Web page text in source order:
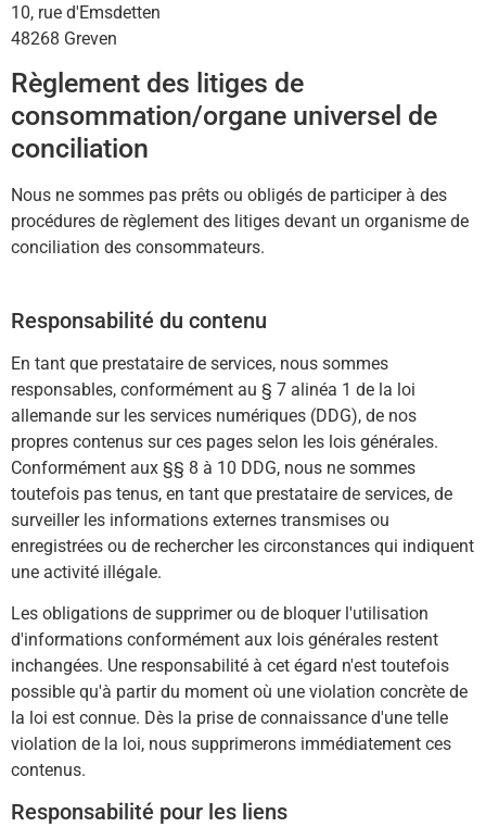
10, rue d'Emsdetten
48268 Greven
Règlement des litiges de
consommation/organe universel de
conciliation
Nous ne sommes pas prêts ou obligés de participer à des
procédures de règlement des litiges devant un organisme de
conciliation des consommateurs.
Responsabilité du contenu
En tant que prestataire de services, nous sommes
responsables, conformément au § 7 alinéa 1 de la loi
allemande sur les services numériques (DDG), de nos
propres contenus sur ces pages selon les lois générales.
Conformément aux §§ 8 à 10 DDG, nous ne sommes
toutefois pas tenus, en tant que prestataire de services, de
surveiller les informations externes transmises ou
enregistrées ou de rechercher les circonstances qui indiquent
une activité illégale.
Les obligations de supprimer ou de bloquer l'utilisation
d'informations conformément aux lois générales restent
inchangées. Une responsabilité à cet égard n'est toutefois
possible qu'à partir du moment où une violation concrète de
la loi est connue. Dès la prise de connaissance d'une telle
violation de la loi, nous supprimerons immédiatement ces
contenus.
Responsabilité pour les liens